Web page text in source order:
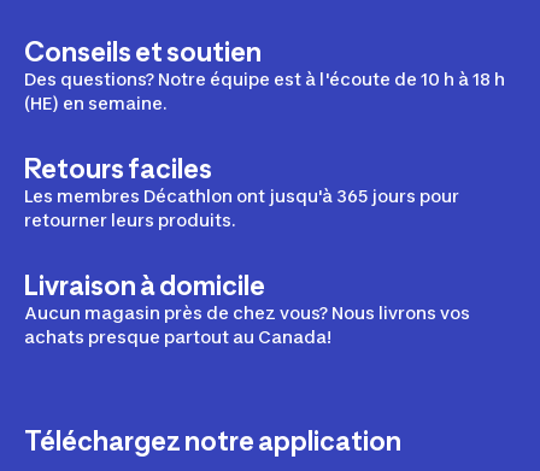
Maillots dermoprotecteurs
Combinaisons isothermiques
Serviettes
Espadrilles
Chaussures de sport
Chaussures d'eau
Conseils et soutien
Des questions? Notre équipe est à l'écoute de 10 h à 18 h
(HE) en semaine.
Retours faciles
Les membres Décathlon ont jusqu'à 365 jours pour
retourner leurs produits.
Livraison à domicile
Aucun magasin près de chez vous? Nous livrons vos
achats presque partout au Canada!
Téléchargez notre application